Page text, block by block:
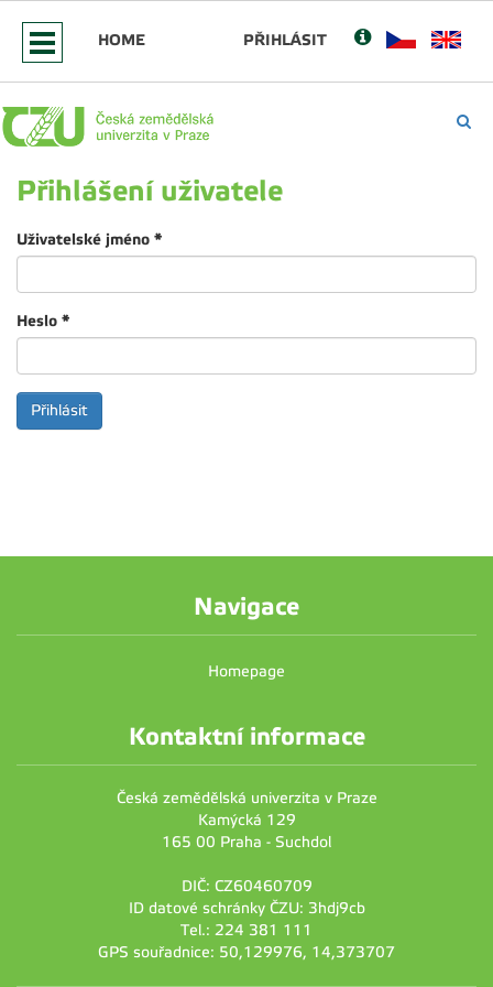
HOME PŘIHLÁSIT
Přihlášení uživatele
Uživatelské jméno *
Heslo *
Navigace
Homepage
Kontaktní informace
Česká zemědělská univerzita v Praze
Kamýcká 129
165 00 Praha - Suchdol
DIČ: CZ60460709
ID datové schránky ČZU: 3hdj9cb
Tel.: 224 381 111
GPS souřadnice: 50,129976, 14,373707